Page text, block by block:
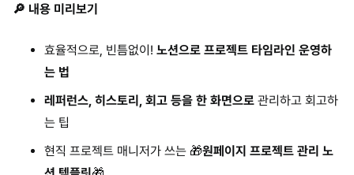
🔎 내용 미리보기
효율적으로, 빈틈없이! 노션으로 프로젝트 타임라인 운영하
는 법
레퍼런스, 히스토리, 회고 등을 한 화면으로 관리하고 회고하
는 팁
현직 프로젝트 매니저가 쓰는 🎁원페이지 프로젝트 관리 노